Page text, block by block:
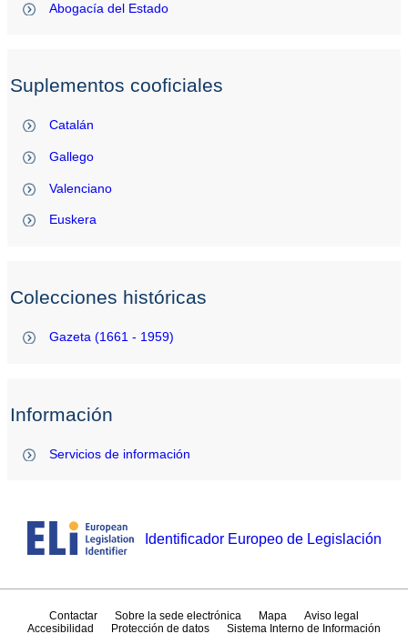
Abogacía del Estado
Suplementos cooficiales
Catalán
Gallego
Valenciano
Euskera
Colecciones históricas
Gazeta (1661 - 1959)
Información
Servicios de información
Identificador Europeo de Legislación
Contactar Sobre la sede electrónica Mapa
Aviso legal
Accesibilidad
Protección de datos Sistema Interno de Información